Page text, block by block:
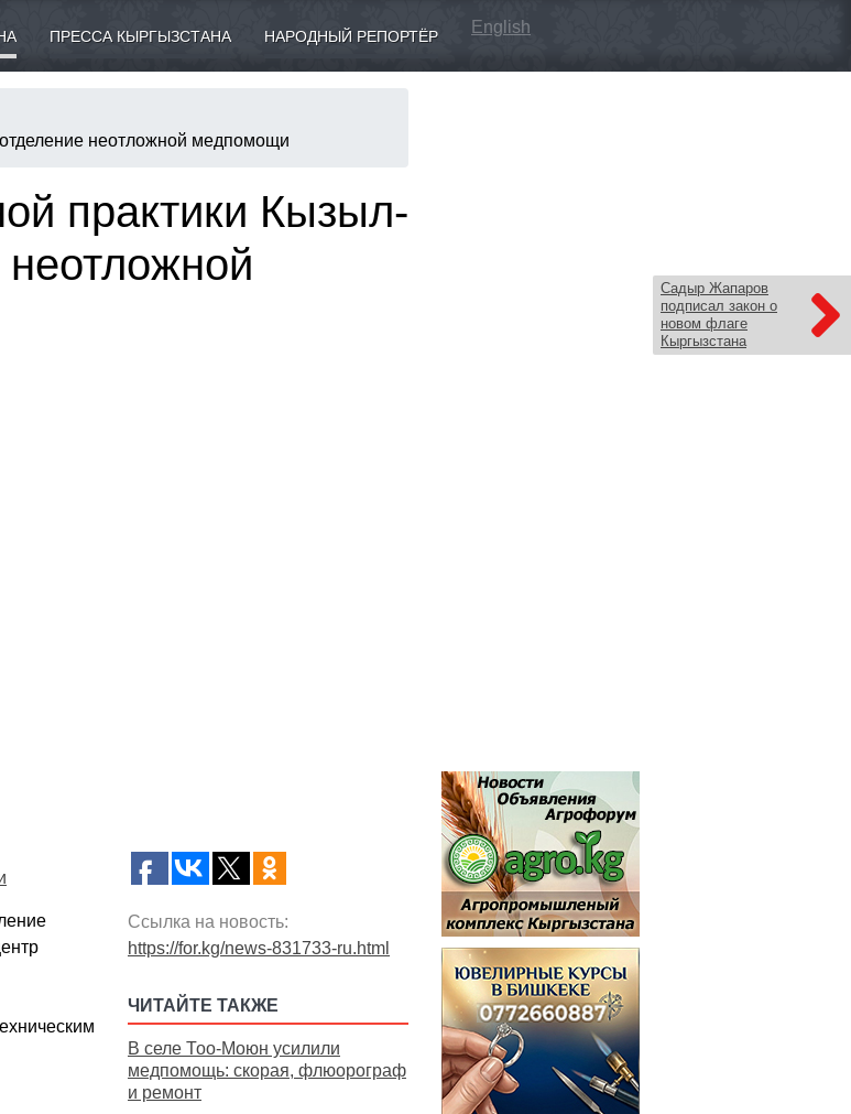
ПРЕССА КЫРГЫЗСТАНА НАРОДНЫЙ РЕПОРТЁР English
неотложной медпомощи
Садыр Жапаров
подписал закон о
новом флаге
Кыргызстана
практики Кызыл-
Ссылка на новость:
https://for.kg/news-831733-ru.html
ЧИТАЙТЕ ТАКЖЕ
В селе Тоо-Моюн усилили
медпомощь: скорая, флюорограф
и ремонт